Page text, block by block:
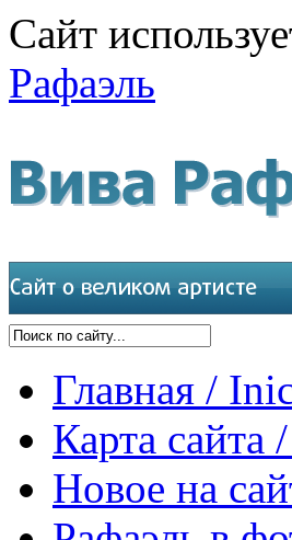
Сайт
Рафаэль
Главная /
Карта сайта
Новое на